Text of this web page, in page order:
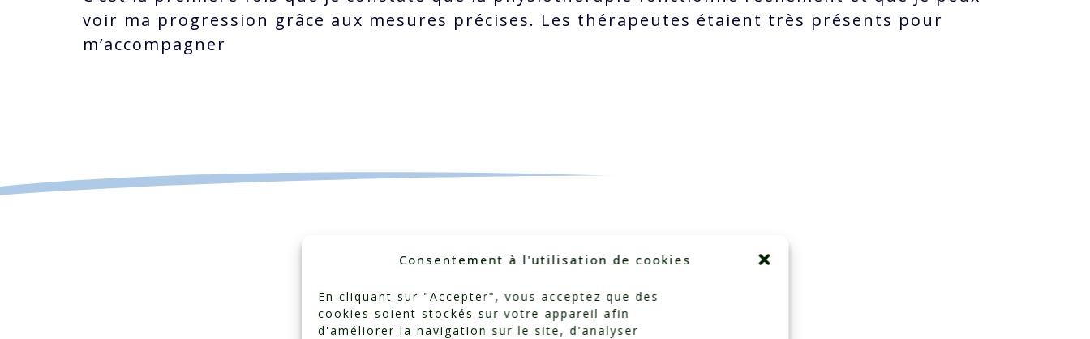
Consentement à l'utilisation de cookies
En cliquant sur "Accepter", vous acceptez que des
cookies soient stockés sur votre appareil afin
d'améliorer la navigation sur le site, d'analyser
voir ma progression grâce aux mesures précises. Les thérapeutes étaient très présents pour
m’accompagner
Catégorisé dans :Témoignages